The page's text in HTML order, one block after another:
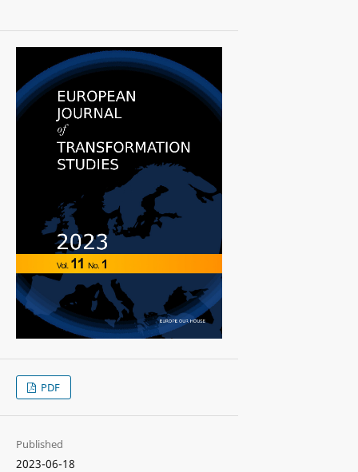
PDF
Published
2023-06-18